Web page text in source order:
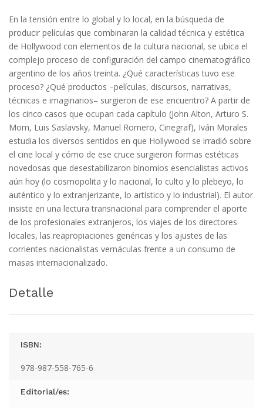
En la tensión entre lo global y lo local, en la búsqueda de
producir películas que combinaran la calidad técnica y estética
de Hollywood con elementos de la cultura nacional, se ubica el
complejo proceso de configuración del campo cinematográfico
argentino de los años treinta. ¿Qué características tuvo ese
proceso? ¿Qué productos –películas, discursos, narrativas,
técnicas e imaginarios– surgieron de ese encuentro? A partir de
los cinco casos que ocupan cada capítulo (John Alton, Arturo S.
Mom, Luis Saslavsky, Manuel Romero, Cinegraf), Iván Morales
estudia los diversos sentidos en que Hollywood se irradió sobre
el cine local y cómo de ese cruce surgieron formas estéticas
novedosas que desestabilizaron binomios esencialistas activos
aún hoy (lo cosmopolita y lo nacional, lo culto y lo plebeyo, lo
auténtico y lo extranjerizante, lo artístico y lo industrial). El autor
insiste en una lectura transnacional para comprender el aporte
de los profesionales extranjeros, los viajes de los directores
locales, las reapropiaciones genéricas y los ajustes de las
corrientes nacionalistas vernáculas frente a un consumo de
masas internacionalizado.
Detalle
ISBN:
978-987-558-765-6
Editorial/es: